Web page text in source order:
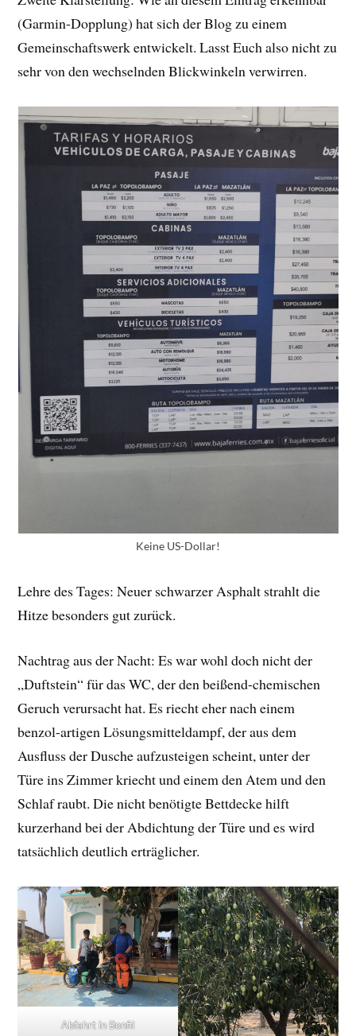
(Garmin-Dopplung) hat sich der Blog zu einem
Gemeinschaftswerk entwickelt. Lasst Euch also nicht zu
sehr von den wechselnden Blickwinkeln verwirren.
Keine US-Dollar!
Lehre des Tages: Neuer schwarzer Asphalt strahlt die
Hitze besonders gut zurück.
Nachtrag aus der Nacht: Es war wohl doch nicht der
„Duftstein“ für das WC, der den beißend-chemischen
Geruch verursacht hat. Es riecht eher nach einem
benzol-artigen Lösungsmitteldampf, der aus dem
Ausfluss der Dusche aufzusteigen scheint, unter der
Türe ins Zimmer kriecht und einem den Atem und den
Schlaf raubt. Die nicht benötigte Bettdecke hilft
kurzerhand bei der Abdichtung der Türe und es wird
tatsächlich deutlich erträglicher.
Abfahrt in Bonfil